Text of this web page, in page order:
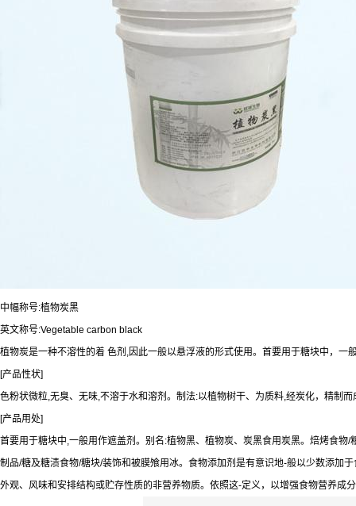
中幅称号:植物炭黑
英文称号:Vegetable carbon black
植物炭是一种不溶性的着 色剂,因此一般以悬浮液的形式使用。首要用于糖块中，一
[产品性状]
色粉状微粒,无臭、无味,不溶于水和溶剂。制法:以植物树干、为质料,经炭化，精制而
[产品用处]
首要用于糖块中,一般用作遮盖剂。别名:植物黑、植物炭、炭黑食用炭黑。焙烤食物/
制品/糖及糖渍食物/糖块/装饰和被膜飧用冰。食物添加剂是有意识地-般以少数添加
外观、风味和安排结构或贮存性质的非营养物质。依照这-定义，以增强食物营养成